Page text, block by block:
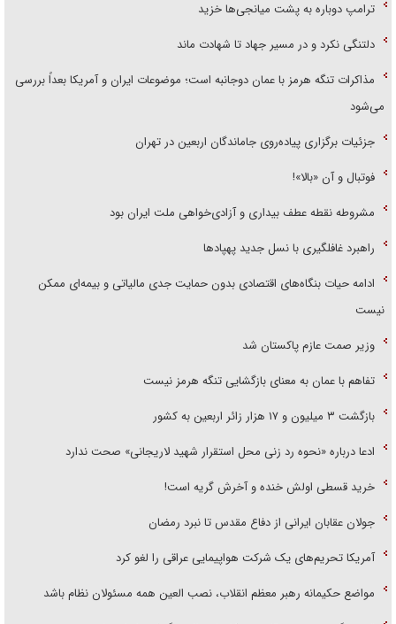
ترامپ دوباره به پشت میانجی‌ها خزید
دلتنگی نکرد و در مسیر جهاد تا شهادت ماند
مذاکرات تنگه هرمز با عمان دوجانبه است؛ موضوعات ایران و آمریکا بعداً بررسی
می‌شود
جزئیات برگزاری پیاده‌روی جاماندگان اربعین در تهران
فوتبال و آن «بالا»!
مشروطه نقطه عطف بیداری و آزادی‌خواهی ملت ایران بود
راهبرد غافلگیری با نسل جدید پهپاد‌ها
ادامه حیات بنگاه‌های اقتصادی بدون حمایت جدی مالیاتی و بیمه‌ای ممکن
نیست
وزیر صمت عازم پاکستان شد
تفاهم با عمان به معنای بازگشایی تنگه هرمز نیست
بازگشت ۳ میلیون و ۱۷ هزار زائر اربعین به کشور
ادعا درباره «نحوه رد زنی محل استقرار شهید لاریجانی» صحت ندارد
خرید قسطی اولش خنده و آخرش گریه است!
جولان عقابان ایرانی از دفاع مقدس تا نبرد رمضان
آمریکا تحریم‌های یک شرکت هواپیمایی عراقی را لغو کرد
مواضع حکیمانه رهبر معظم انقلاب، نصب العین همه مسئولان نظام باشد